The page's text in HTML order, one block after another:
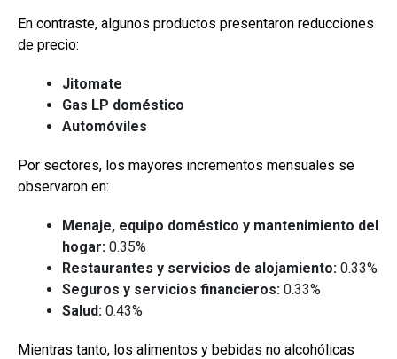
En contraste, algunos productos presentaron reducciones
de precio:
Jitomate
Gas LP doméstico
Automóviles
Por sectores, los mayores incrementos mensuales se
observaron en:
Menaje, equipo doméstico y mantenimiento del
hogar: 0.35%
Restaurantes y servicios de alojamiento: 0.33%
Seguros y servicios financieros: 0.33%
Salud: 0.43%
Mientras tanto, los alimentos y bebidas no alcohólicas